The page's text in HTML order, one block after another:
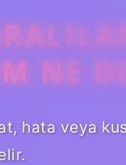
NE
hata veya